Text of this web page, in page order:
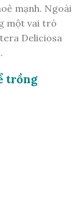
mạnh. Ngoài
một vai trò
Deliciosa
trồng